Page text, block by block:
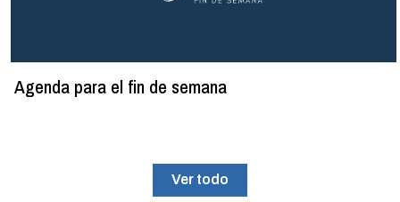
Agenda para el fin de semana
Ver todo